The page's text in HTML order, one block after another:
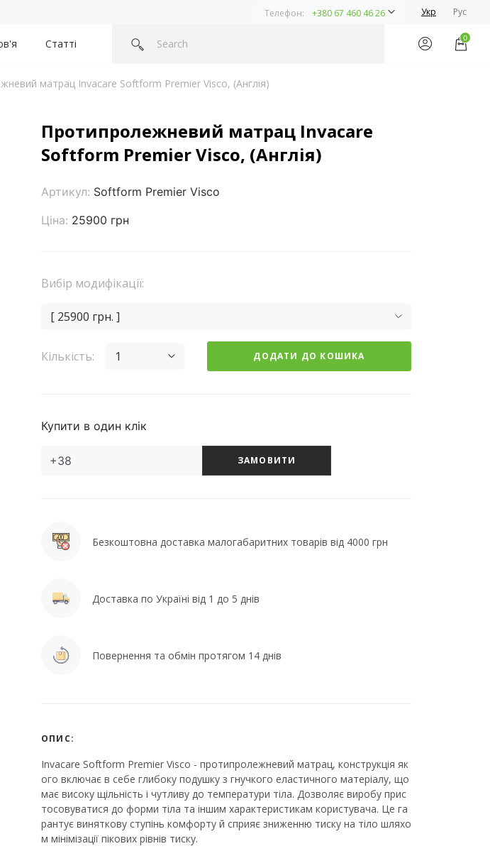
Телефон: +380 67 460 46 26 Укр Рус
Статті 0
матрац Invacare Softform Premier Visco, (Англія)
Протипролежневий матрац Invacare
Softform Premier Visco, (Англія)
Артикул: Softform Premier Visco
Ціна: 25900 грн
Вибір модифікації:
[ 25900 грн. ]
Кількість: 1 ДОДАТИ ДО КОШИКА
Купити в один клік
ЗАМОВИТИ
Безкоштовна доставка малогабаритних товарів від 4000 грн
Доставка по Україні від 1 до 5 днів
Повернення та обмін протягом 14 днів
ОПИС:
Invacare Softform Premier Visco - протипролежневий матрац, конструкція як
ого включає в себе глибоку подушку з гнучкого еластичного матеріалу, що
має високу щільність і чутливу до температури тіла. Дозволяє виробу прис
тосовуватися до форми тіла та іншим характеристикам користувача. Це га
рантує виняткову ступінь комфорту й сприяє зниженню тиску на тіло шляхо
м мінімізації пікових рівнів тиску.